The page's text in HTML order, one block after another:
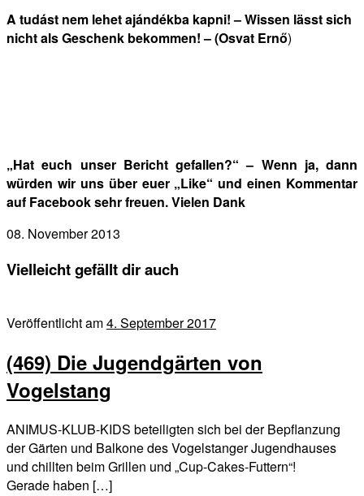
A tudást nem lehet ajándékba kapni! – Wissen lässt sich
nicht als Geschenk bekommen! – (Osvat Ernő)
„Hat euch unser Bericht gefallen?“ – Wenn ja, dann
würden wir uns über euer „Like“ und einen Kommentar
auf Facebook sehr freuen. Vielen Dank
08. November 2013
Vielleicht gefällt dir auch
Veröffentlicht am4. September 2017
(469) Die Jugendgärten von
Vogelstang
ANIMUS-KLUB-KIDS beteiligten sich bei der Bepflanzung
der Gärten und Balkone des Vogelstanger Jugendhauses
und chillten beim Grillen und „Cup-Cakes-Futtern“!
Gerade haben […]